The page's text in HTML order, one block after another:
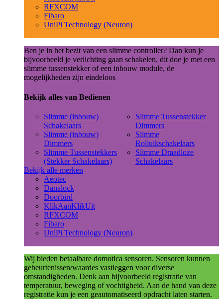
RFXCOM
Fibaro
UniPi Technology (Neuron)
Ben je in het bezit van een slimme controller? Dan kun je
bijvoorbeeld je verlichting gaan schakelen, dit doe je met een
slimme tussenstekker of een inbouw module, de
mogelijkheden zijn eindeloos
Bekijk alles van Bedienen
Slimme (inbouw)
Schakelaars
Slimme (inbouw)
Dimmers
Slimme Tussenstekkers
(Stekker Schakelaars)
Slimme Tussenstekker
Dimmers
Slimme
Rolluikschakelaars
Slimme Draadloze
Schakelaars
Bekijk alle merken
Aeotec
Danalock
Doorbird
KlikAanKlikUit
RFXCOM
Fibaro
UniPi Technology (Neuron)
Wij bieden betaalbare domotica sensoren. Sensoren kunnen
gebeurtenissen/waardes vastleggen voor diverse
omstandigheden. Denk aan bijvoorbeeld registratie van
temperatuur, beweging of vochtigheid. Aan de hand van deze
registratie kun je een geautomatiseerd opdracht laten starten.